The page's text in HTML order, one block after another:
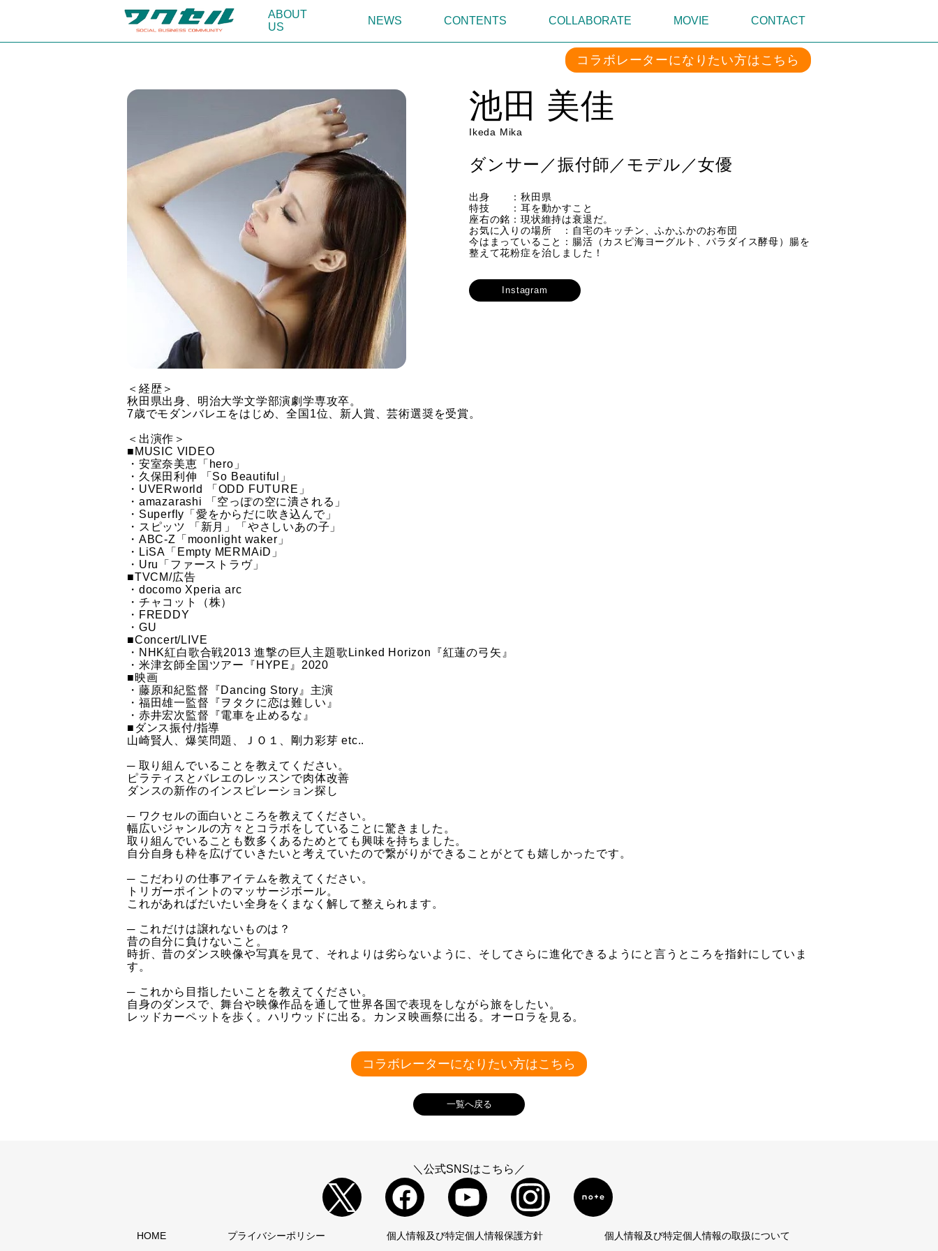
ABOUT
US
NEWS CONTENTS COLLABORATE MOVIE CONTACT
コラボレーターになりたい方はこちら
池田 美佳
Ikeda Mika
ダンサー／振付師／モデル／女優
出身 ：秋田県
特技 ：耳を動かすこと
座右の銘：現状維持は衰退だ。
​お気に入りの場所 ：自宅のキッチン、ふかふかのお布団
今はまっていること：腸活（カスピ海ヨーグルト、パラダイス酵母）腸を
整えて花粉症を治しました！
Instagram
＜経歴＞
秋田県出身、明治大学文学部演劇学専攻卒。
7歳でモダンバレエをはじめ、全国1位、新人賞、芸術選奨を受賞。
＜出演作＞
■MUSIC VIDEO
・安室奈美恵「hero」
・久保田利伸 「So Beautiful」
・UVERworld 「ODD FUTURE」
・amazarashi 「空っぽの空に潰される」
・Superfly「愛をからだに吹き込んで」
・スピッツ 「新月」「やさしいあの子」
・ABC-Z「moonlight waker」
・LiSA「Empty MERMAiD」
・Uru「ファーストラヴ」
■TVCM/広告
・docomo Xperia arc
・チャコット（株）
・FREDDY
・GU
■Concert/LIVE
・NHK紅白歌合戦2013 進撃の巨人主題歌Linked Horizon『紅蓮の弓矢』
・米津玄師全国ツアー『HYPE』2020
■映画
・藤原和紀監督『Dancing Story』主演
・福田雄一監督『ヲタクに恋は難しい』
・赤井宏次監督『電車を止めるな』
■ダンス振付/指導
山崎賢人、爆笑問題、ＪＯ１、剛力彩芽 etc..
─ 取り組んでいることを教えてください。
ピラティスとバレエのレッスンで肉体改善
ダンスの新作のインスピレーション探し
─ ワクセルの面白いところを教えてください。
​幅広いジャンルの方々とコラボをしていることに驚きました。
取り組んでいることも数多くあるためとても興味を持ちました。
自分自身も枠を広げていきたいと考えていたので繋がりができることがとても嬉しかったです。
─ こだわりの仕事アイテムを教えてください。
トリガーポイントのマッサージボール。
これがあればだいたい全身をくまなく解して整えられます。
─ これだけは譲れないものは？
昔の自分に負けないこと。
時折、昔のダンス映像や写真を見て、それよりは劣らないように、そしてさらに進化できるようにと言うところを指針にしていま
す。
─ これから目指したいことを教えてください。
自身のダンスで、舞台や映像作品を通して世界各国で表現をしながら旅をしたい。
レッドカーペットを歩く。ハリウッドに出る。カンヌ映画祭に出る。オーロラを見る。
コラボレーターになりたい方はこちら
一覧へ戻る
＼公式SNSはこちら／
HOME プライバシーポリシー 個人情報及び特定個人情報保護方針 個人情報及び特定個人情報の取扱について